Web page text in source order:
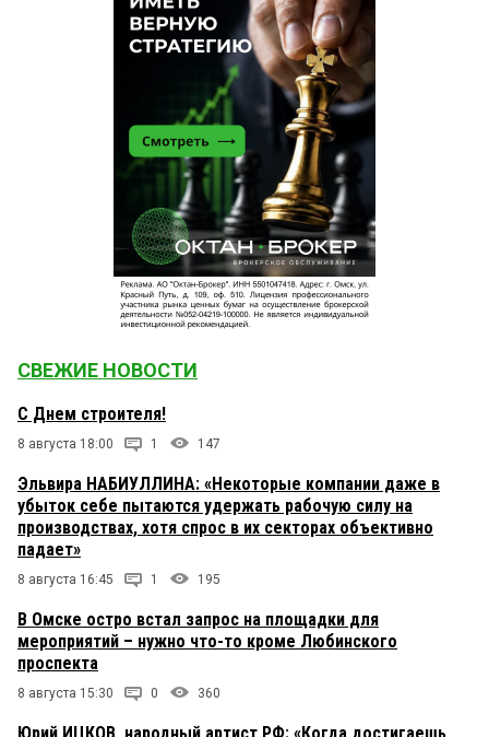
СВЕЖИЕ НОВОСТИ
С Днем строителя!
8 августа 18:00 1 147
Эльвира НАБИУЛЛИНА: «Некоторые компании даже в
убыток себе пытаются удержать рабочую силу на
производствах, хотя спрос в их секторах объективно
падает»
8 августа 16:45 1 195
В Омске остро встал запрос на площадки для
мероприятий – нужно что-то кроме Любинского
проспекта
8 августа 15:30 0 360